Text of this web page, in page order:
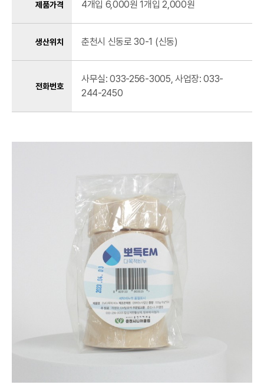
제품가격 4개입 6,000원 1개입 2,000원
생산위치 춘천시 신동로 30-1 (신동)
전화번호
사무실: 033-256-3005, 사업장: 033-
244-2450